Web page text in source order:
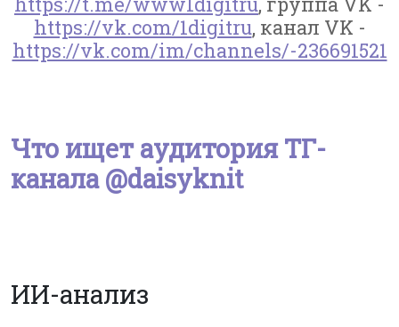
https://vk.com/1digitru, канал VK -
https://vk.com/im/channels/-236691521
Что ищет аудитория ТГ-
канала @daisyknit
ИИ-анализ